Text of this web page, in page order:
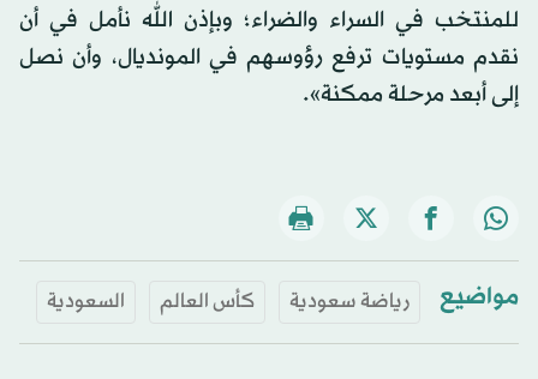
للمنتخب في السراء والضراء؛ وبإذن الله نأمل في أن
نقدم مستويات ترفع رؤوسهم في المونديال، وأن نصل
إلى أبعد مرحلة ممكنة».
مواضيع رياضة سعودية كأس العالم السعودية